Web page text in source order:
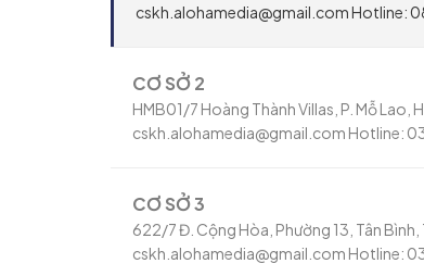
cskh.alohamedia@gmail.com Hotline:
CƠ SỞ 2
HMB01/7 Hoàng Thành Villas, P. Mỗ Lao,
cskh.alohamedia@gmail.com Hotline:
CƠ SỞ 3
622/7 Đ. Cộng Hòa, Phường 13, Tân Bình,
cskh.alohamedia@gmail.com Hotline: